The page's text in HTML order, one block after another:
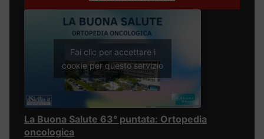
Fai clic per accettare i
cookie per questo servizio
La Buona Salute 63° puntata: Ortopedia
oncologica